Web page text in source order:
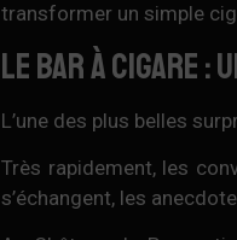
transformer un simple
Le bar à cigare
L’une des plus belles
Très rapidement, les
s’échangent, les